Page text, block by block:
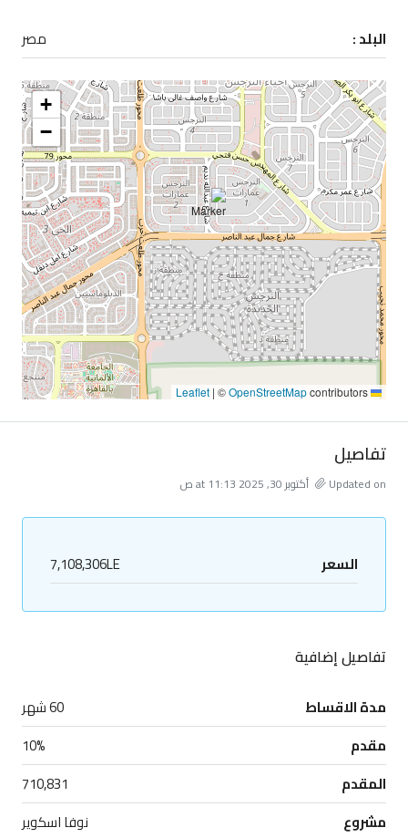
البلد : مصر
+
−
| ©OpenStreetMapcontributors
تفاصيل
Updated on أكتوبر 30, 2025 at 11:13 ص
السعر 7,108,306LE
تفاصيل إضافية
مدة الاقساط
60 شهر
مقدم
10%
المقدم
710,831
مشروع
نوفا اسكوير